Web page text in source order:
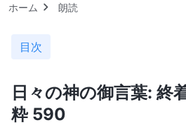
ホーム 朗読
目次
日々の神の御言葉: 終
粋 590